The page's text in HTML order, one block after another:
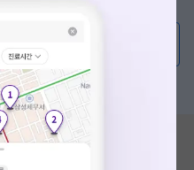
양한 게시글 보러가기
?